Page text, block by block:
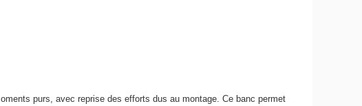
purs, avec reprise des efforts dus au montage. Ce banc permet